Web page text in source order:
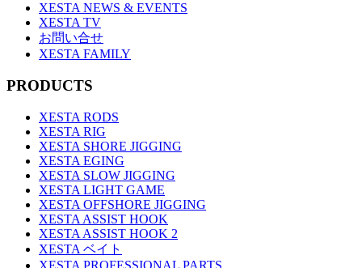
XESTA NEWS & EVENTS
XESTA TV
お問い合せ
XESTA FAMILY
PRODUCTS
XESTA RODS
XESTA RIG
XESTA SHORE JIGGING
XESTA EGING
XESTA SLOW JIGGING
XESTA LIGHT GAME
XESTA OFFSHORE JIGGING
XESTA ASSIST HOOK
XESTA ASSIST HOOK 2
XESTA ベイト
XESTA PROFESSIONAL PARTS